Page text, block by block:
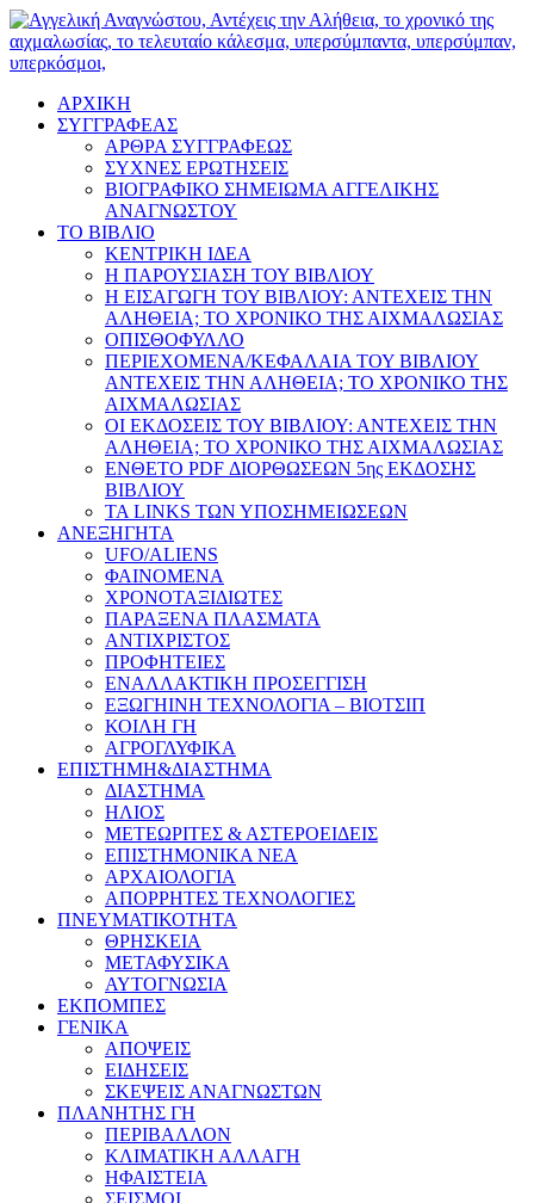
ΑΡΧΙΚΗ
ΣΥΓΓΡΑΦΕΑΣ
ΑΡΘΡΑ ΣΥΓΓΡΑΦΕΩΣ
ΣΥΧΝΕΣ ΕΡΩΤΗΣΕΙΣ
ΒΙΟΓΡΑΦΙΚΟ ΣΗΜΕΙΩΜΑ ΑΓΓΕΛΙΚΗΣ
ΑΝΑΓΝΩΣΤΟΥ
ΤΟ ΒΙΒΛΙΟ
ΚΕΝΤΡΙΚΗ ΙΔΕΑ
Η ΠΑΡΟΥΣΙΑΣΗ ΤΟΥ ΒΙΒΛΙΟΥ
Η ΕΙΣΑΓΩΓΗ ΤΟΥ ΒΙΒΛΙΟΥ: ΑΝΤΕΧΕΙΣ ΤΗΝ
ΑΛΗΘΕΙΑ; ΤΟ ΧΡΟΝΙΚΟ ΤΗΣ ΑΙΧΜΑΛΩΣΙΑΣ
ΟΠΙΣΘΟΦΥΛΛΟ
ΠΕΡΙΕΧΟΜΕΝΑ/ΚΕΦΑΛΑΙΑ ΤΟΥ ΒΙΒΛΙΟΥ
ΑΝΤΕΧΕΙΣ ΤΗΝ ΑΛΗΘΕΙΑ; ΤΟ ΧΡΟΝΙΚΟ ΤΗΣ
ΑΙΧΜΑΛΩΣΙΑΣ
ΟΙ ΕΚΔΟΣΕΙΣ ΤΟΥ ΒΙΒΛΙΟΥ: ΑΝΤΕΧΕΙΣ ΤΗΝ
ΑΛΗΘΕΙΑ; ΤΟ ΧΡΟΝΙΚΟ ΤΗΣ ΑΙΧΜΑΛΩΣΙΑΣ
ΕΝΘΕΤΟ PDF ΔΙΟΡΘΩΣΕΩΝ 5ης ΕΚΔΟΣΗΣ
ΒΙΒΛΙΟΥ
ΤΑ LINKS ΤΩΝ ΥΠΟΣΗΜΕΙΩΣΕΩΝ
ΑΝΕΞΗΓΗΤΑ
UFO/ALIENS
ΦΑΙΝΟΜΕΝΑ
ΧΡΟΝΟΤΑΞΙΔΙΩΤΕΣ
ΠΑΡΑΞΕΝΑ ΠΛΑΣΜΑΤΑ
ΑΝΤΙΧΡΙΣΤΟΣ
ΠΡΟΦΗΤΕΙΕΣ
ΕΝΑΛΛΑΚΤΙΚΗ ΠΡΟΣΕΓΓΙΣΗ
ΕΞΩΓΗΙΝΗ ΤΕΧΝΟΛΟΓΙΑ – ΒΙΟΤΣΙΠ
ΚΟΙΛΗ ΓΗ
ΑΓΡΟΓΛΥΦΙΚΑ
ΕΠΙΣΤΗΜΗ&ΔΙΑΣΤΗΜΑ
ΔΙΑΣΤΗΜΑ
ΗΛΙΟΣ
ΜΕΤΕΩΡΙΤΕΣ & ΑΣΤΕΡΟΕΙΔΕΙΣ
ΕΠΙΣΤΗΜΟΝΙΚΑ ΝΕΑ
ΑΡΧΑΙΟΛΟΓΙΑ
ΑΠΟΡΡΗΤΕΣ ΤΕΧΝΟΛΟΓΙΕΣ
ΠΝΕΥΜΑΤΙΚΟΤΗΤΑ
ΘΡΗΣΚΕΙΑ
ΜΕΤΑΦΥΣΙΚΑ
ΑΥΤΟΓΝΩΣΙΑ
ΕΚΠΟΜΠΕΣ
ΓΕΝΙΚΑ
ΑΠΟΨΕΙΣ
ΕΙΔΗΣΕΙΣ
ΣΚΕΨΕΙΣ ΑΝΑΓΝΩΣΤΩΝ
ΠΛΑΝΗΤΗΣ ΓΗ
ΠΕΡΙΒΑΛΛΟΝ
ΚΛΙΜΑΤΙΚΗ ΑΛΛΑΓΗ
ΗΦΑΙΣΤΕΙΑ
ΣΕΙΣΜΟΙ